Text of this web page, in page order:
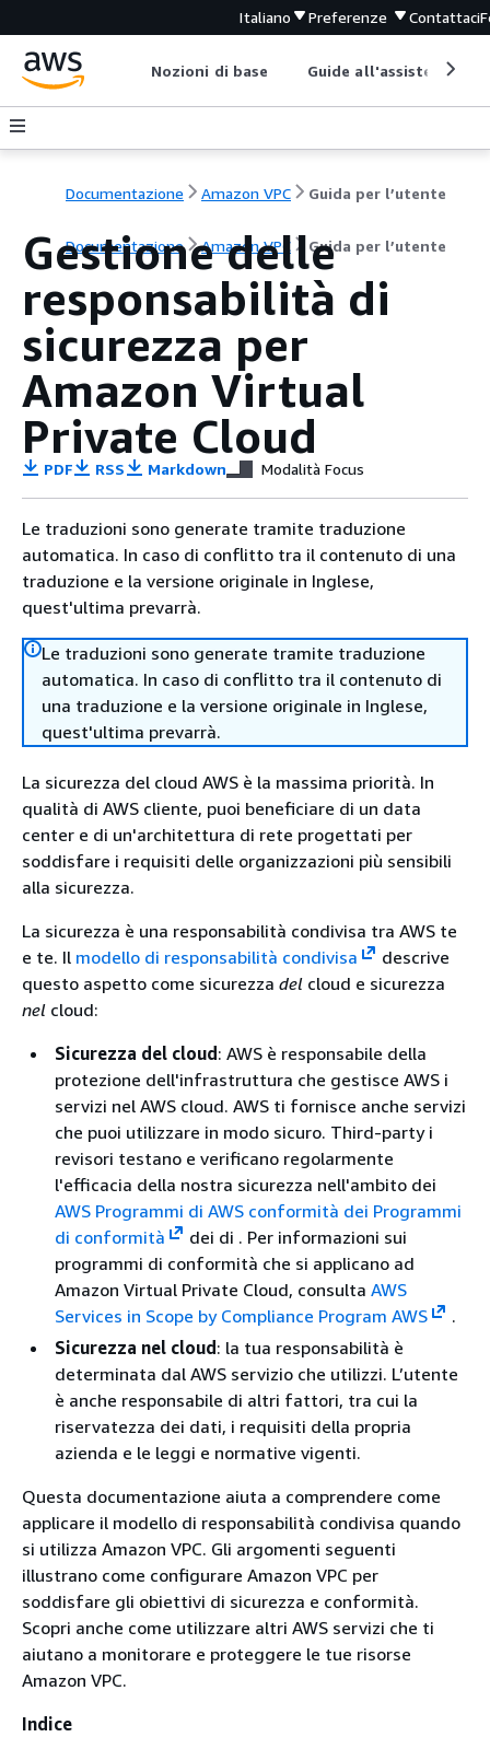
Italiano Preferenze Contattaci
Nozioni di base Guide all'assistenza
Documentazione Amazon VPC Guida per l’utente
Documentazione Amazon VPC Guida per l’utente
Gestione delle
responsabilità di
sicurezza per
Amazon Virtual
Private Cloud
PDF RSS Markdown Modalità Focus
Le traduzioni sono generate tramite traduzione
automatica. In caso di conflitto tra il contenuto di una
traduzione e la versione originale in Inglese,
quest'ultima prevarrà.
Le traduzioni sono generate tramite traduzione
automatica. In caso di conflitto tra il contenuto di
una traduzione e la versione originale in Inglese,
quest'ultima prevarrà.
La sicurezza del cloud AWS è la massima priorità. In
qualità di AWS cliente, puoi beneficiare di un data
center e di un'architettura di rete progettati per
soddisfare i requisiti delle organizzazioni più sensibili
alla sicurezza.
La sicurezza è una responsabilità condivisa tra AWS te
e te. Il modello di responsabilità condivisa
descrive
questo aspetto come sicurezza del cloud e sicurezza
nel cloud:
Sicurezza del cloud : AWS è responsabile della
protezione dell'infrastruttura che gestisce AWS i
servizi nel AWS cloud. AWS ti fornisce anche servizi
che puoi utilizzare in modo sicuro. Third-party i
revisori testano e verificano regolarmente
l'efficacia della nostra sicurezza nell'ambito dei
AWS Programmi di AWS conformità dei Programmi
di conformità
dei di . Per informazioni sui
programmi di conformità che si applicano ad
Amazon Virtual Private Cloud, consulta AWS
Services in Scope by Compliance Program AWS
.
Sicurezza nel cloud : la tua responsabilità è
determinata dal AWS servizio che utilizzi. L’utente
è anche responsabile di altri fattori, tra cui la
riservatezza dei dati, i requisiti della propria
azienda e le leggi e normative vigenti.
Questa documentazione aiuta a comprendere come
applicare il modello di responsabilità condivisa quando
si utilizza Amazon VPC. Gli argomenti seguenti
illustrano come configurare Amazon VPC per
soddisfare gli obiettivi di sicurezza e conformità.
Scopri anche come utilizzare altri AWS servizi che ti
aiutano a monitorare e proteggere le tue risorse
Amazon VPC.
Indice